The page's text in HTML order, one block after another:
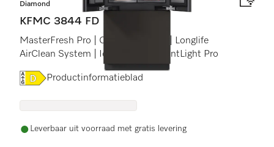
Diamond
KFMC 3844 FD
MasterFresh Pro | Camera&#39;s | Longlife
AirClean System | IceMaker | BrilliantLight Pro
Online Label Flag, Energielabel
Productinformatieblad
Leverbaar uit voorraad met gratis levering